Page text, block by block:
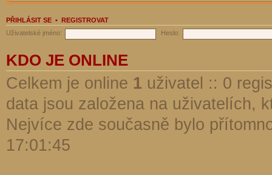
PŘIHLÁSIT SE • REGISTROVAT
Uživatelské jméno:
Heslo:
KDO JE ONLINE
Celkem je online 1 uživatel :: 0
data jsou založena na uživatelích,
Nejvíce zde současně bylo
17:01:45